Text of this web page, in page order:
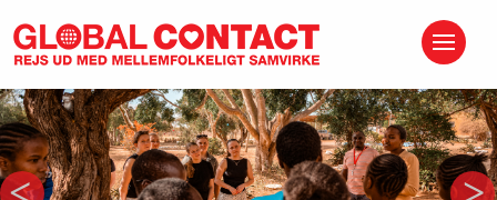
EN REJSE DER